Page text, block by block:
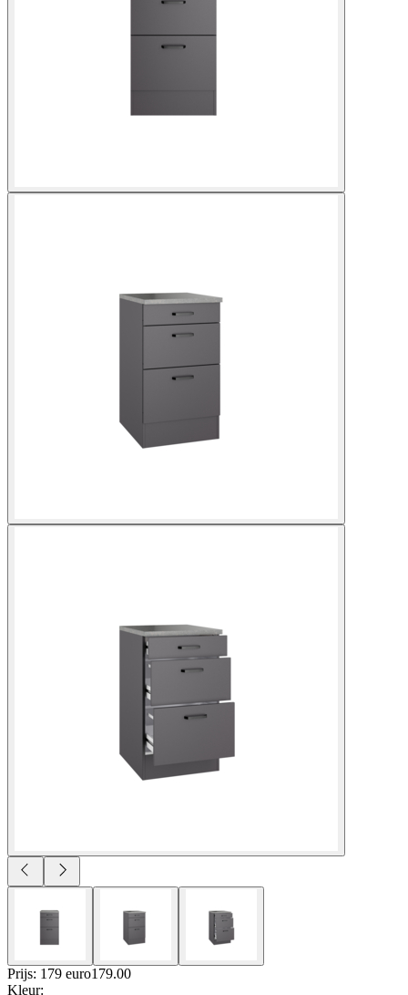
Prijs: 179 euro179.00
Kleur: